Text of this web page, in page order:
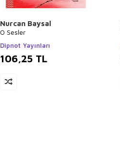
Nurcan Baysal
O Sesler
Dipnot Yayınları
106,25 TL